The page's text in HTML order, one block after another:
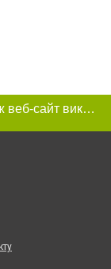
Цей сайт використовує «cookies». Також веб-сайт використовує інтернет-сервіс для збору технічних даних стосовно відвідувачів з метою отримання маркетингової та статистичної інформації. Умови обробки даних відвідувачів сайту див.